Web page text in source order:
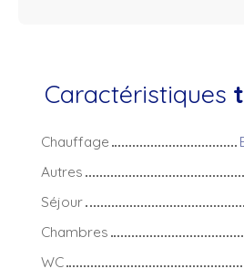
Caractéristiques
Chauffage
Autres
Séjour
Chambres
WC